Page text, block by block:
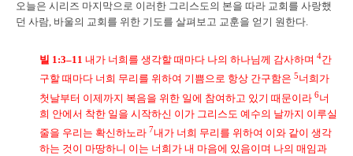
오늘은 시리즈 마지막으로 이러한 그리스도의 본을 따라 교회를 사랑했
던 사람, 바울의 교회를 위한 기도를 살펴보고 교훈을 얻기 원한다.
빌 1:3–11 내가 너희를 생각할 때마다 나의 하나님께 감사하며 4간
구할 때마다 너희 무리를 위하여 기쁨으로 항상 간구함은 5너희가
첫날부터 이제까지 복음을 위한 일에 참여하고 있기 때문이라 6너
희 안에서 착한 일을 시작하신 이가 그리스도 예수의 날까지 이루실
줄을 우리는 확신하노라 7내가 너희 무리를 위하여 이와 같이 생각
하는 것이 마땅하니 이는 너희가 내 마음에 있음이며 나의 매임과